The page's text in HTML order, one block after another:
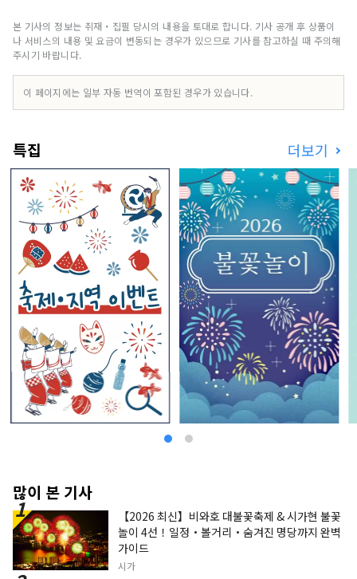
시야에 넣은 라면 라이프에도 주목. 인기 라면 가게
를 전세하는 등 '라면 여자회'를 주재하고, 2015년
는, 그 후, 오사카, 나고야, 도쿄, 구마모토, 시즈오
카와 전국 각지에서 개최해 누계 약 75만명을 동원.
릴리스. 라면의 술 'NOODLE SAKE -춘화가을 겨
울-'
본 기사의 정보는 취재・집필 당시의 내용을 토대로 합니다. 기사 공개 후 상품이
나 서비스의 내용 및 요금이 변동되는 경우가 있으므로 기사를 참고하실 때 주의해
주시기 바랍니다.
이 페이지에는 일부 자동 번역이 포함된 경우가 있습니다.
특집 더보기
많이 본 기사
【2026 최신】비와호 대불꽃축제 & 시가현 불꽃
놀이 4선！일정・볼거리・숨겨진 명당까지 완벽
가이드
시가